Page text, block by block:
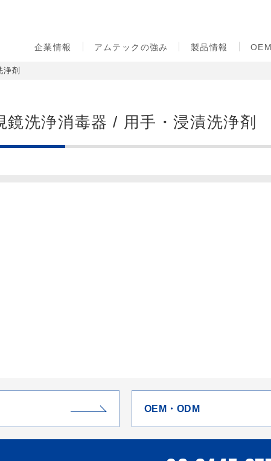
企業情報 アムテックの強み 製品情報
浄剤
鏡洗浄消毒器 / 用手・浸漬洗浄剤
OEM・ODM